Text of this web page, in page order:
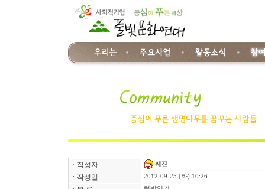
ㆍ 작성자 째진
ㆍ 작성일 2012-09-25 (화) 10:26